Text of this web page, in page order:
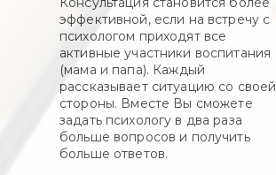
эффективной, если на встречу с
психологом приходят все
активные участники воспитания
(мама и папа). Каждый
рассказывает ситуацию со своей
стороны. Вместе Вы сможете
задать психологу в два раза
больше вопросов и получить
больше ответов.